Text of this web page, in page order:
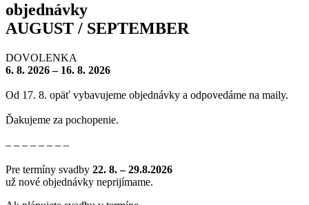
objednávky
AUGUST / SEPTEMBER
DOVOLENKA
6. 8. 2026 – 16. 8. 2026
Od 17. 8. opäť vybavujeme objednávky a odpovedáme na maily.
Ďakujeme za pochopenie.
– – – – – – – –
Pre termíny svadby 22. 8. – 29.8.2026
už nové objednávky neprijímame.